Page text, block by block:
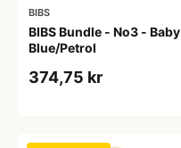
BIBS
BIBS Bundle - No3 - Baby
Blue/Petrol
374,75 kr